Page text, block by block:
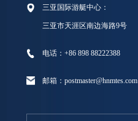
三亚国际游艇中心：
三亚市天涯区南边海路9号
电话：+86 898 88222388
邮箱：postmaster@hnmtes.com